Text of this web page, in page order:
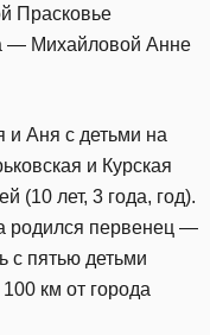
Прасковье
— Михайловой Анне
Аня с детьми на
и Курская
(10 лет, 3 года, год).
родился первенец —
с пятью детьми
км от города